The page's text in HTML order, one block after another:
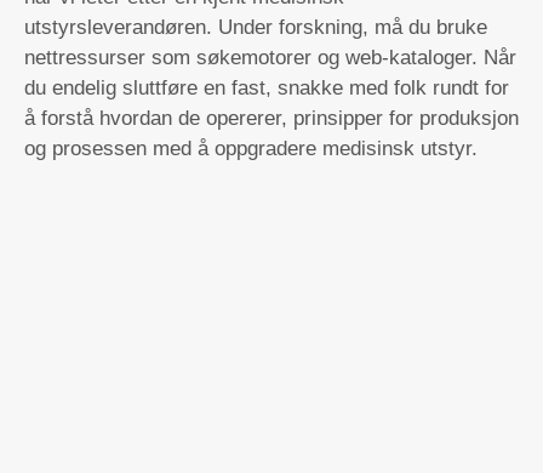
utstyrsleverandøren. Under forskning, må du bruke
nettressurser som søkemotorer og web-kataloger. Når
du endelig sluttføre en fast, snakke med folk rundt for
å forstå hvordan de opererer, prinsipper for produksjon
og prosessen med å oppgradere medisinsk utstyr.